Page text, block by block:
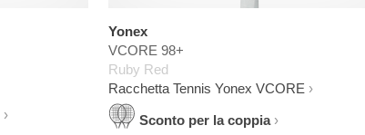
Yonex
VCORE 98+
Ruby Red
Racchetta Tennis Yonex VCORE
Sconto per la coppia